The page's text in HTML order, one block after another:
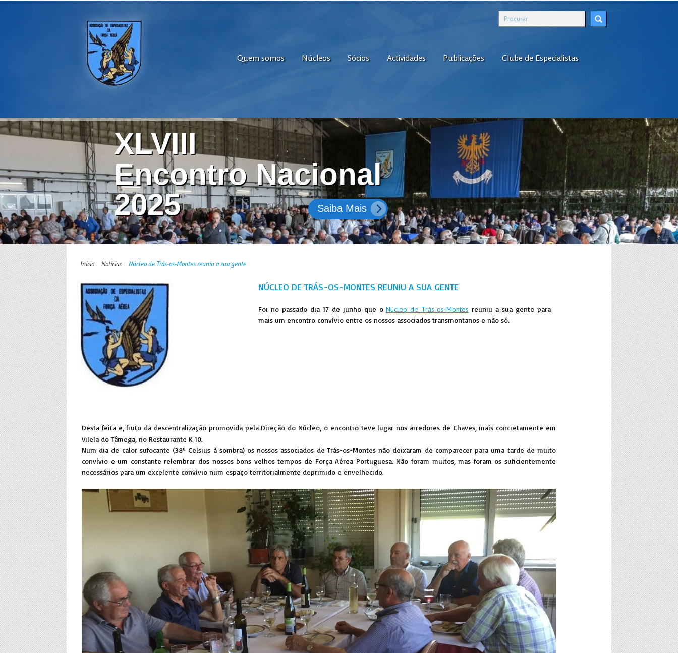
Quem somos Núcleos Sócios Actividades Publicações Clube de Especialistas
XLVIII
Encontro Nacional
2025
Saiba Mais
Início Notícias Núcleo de Trás-os-Montes reuniu a sua gente
NÚCLEO DE TRÁS-OS-MONTES REUNIU A SUA GENTE
Foi no passado dia 17 de junho que oNúcleo de Trás-os-Montes reuniu a sua gente para
mais um encontro convívio entre os nossos associados transmontanos e não só.
Desta feita e, fruto da descentralização promovida pela Direção do Núcleo, o encontro teve lugar nos arredores de Chaves, mais concretamente em
Vilela do Tâmega, no Restaurante K 10.
Num dia de calor sufocante (38º Celsius à sombra) os nossos associados de Trás-os-Montes não deixaram de comparecer para uma tarde de muito
convívio e um constante relembrar dos nossos bons velhos tempos de Força Aérea Portuguesa. Não foram muitos, mas foram os suficientemente
necessários para um excelente convívio num espaço territorialmente deprimido e envelhecido.